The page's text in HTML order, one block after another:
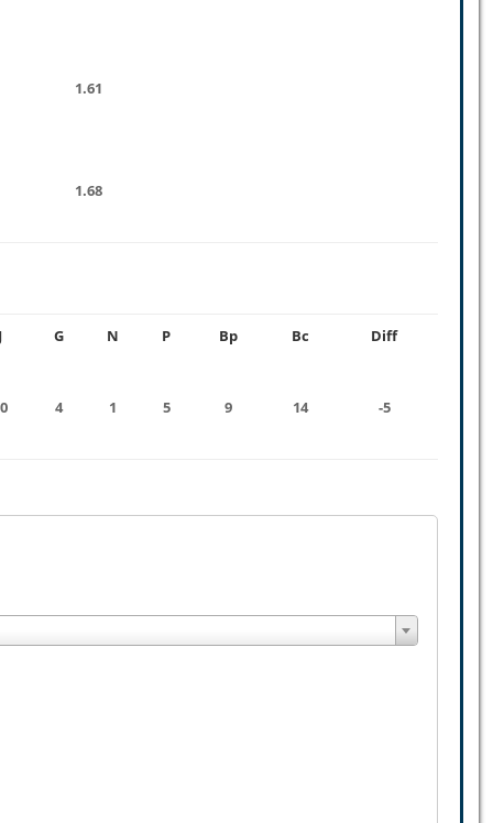
1.61
1.68
J G N P Bp Bc Diff
4 1 5 9 14 -5